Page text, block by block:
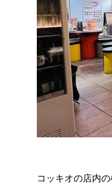
コッキオの店内